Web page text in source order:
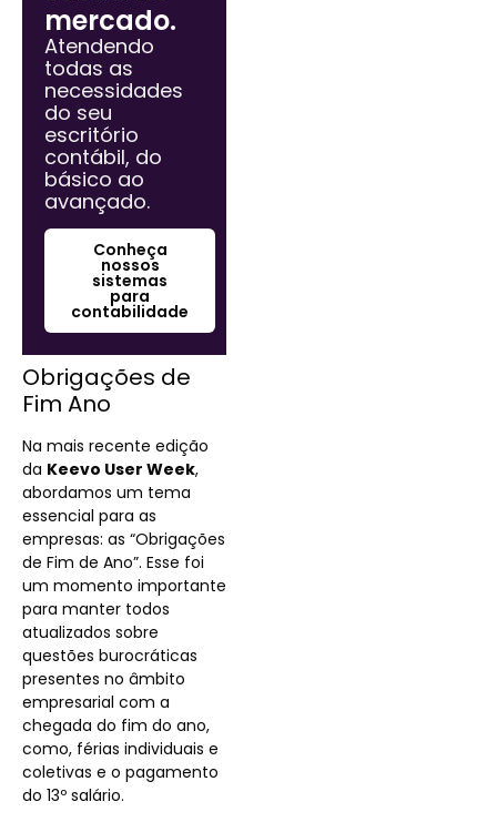
mercado.
Atendendo
todas as
necessidades
do seu
escritório
contábil, do
básico ao
avançado.
Conheça
nossos
sistemas
para
contabilidade
Obrigações de
Fim Ano
Na mais recente edição
da Keevo User Week,
abordamos um tema
essencial para as
empresas: as “Obrigações
de Fim de Ano”. Esse foi
um momento importante
para manter todos
atualizados sobre
questões burocráticas
presentes no âmbito
empresarial com a
chegada do fim do ano,
como, férias individuais e
coletivas e o pagamento
do 13º salário.